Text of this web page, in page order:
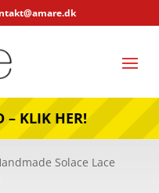
– KLIK HER!
Solace Lace